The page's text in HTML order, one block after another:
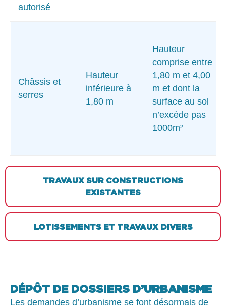
TRAVAUX SUR CONSTRUCTIONS
EXISTANTES
LOTISSEMENTS ET TRAVAUX DIVERS
autorisé
Châssis et
serres
Hauteur
inférieure à
1,80 m
Hauteur
comprise entre
1,80 m et 4,00
m et dont la
surface au sol
n’excède pas
1000m²
DÉPÔT DE DOSSIERS D’URBANISME
Les demandes d’urbanisme se font désormais de